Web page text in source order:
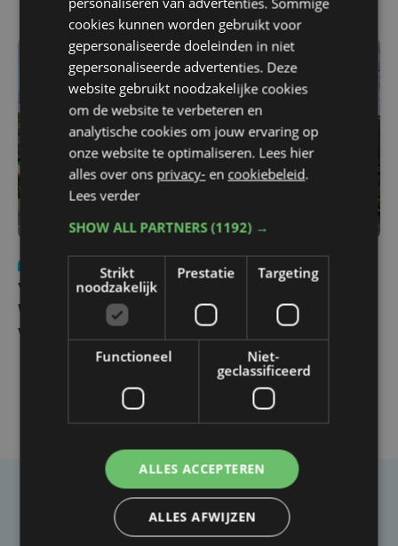
wo 5 augustus | 11:57
Vier Oostendse gynaecologen versterken dienst in AZ
West, dat ook een nieuwe voltijdse gynaecoloog
verwelkomt
Taalfout opgemerkt?
Heb je een taal- of schrijffout opgemerkt in dit
cookies kunnen worden gebruikt voor
gepersonaliseerde doeleinden in niet
gepersonaliseerde advertenties. Deze
website gebruikt noodzakelijke cookies
om de website te verbeteren en
analytische cookies om jouw ervaring op
onze website te optimaliseren. Lees hier
alles over ons privacy- en cookiebeleid.
Lees verder
SHOW ALL PARTNERS(1192) →
Strikt
noodzakelijk
Prestatie Targeting
Functioneel
Niet-
geclassificeerd
ALLES ACCEPTEREN
ALLES AFWIJZEN